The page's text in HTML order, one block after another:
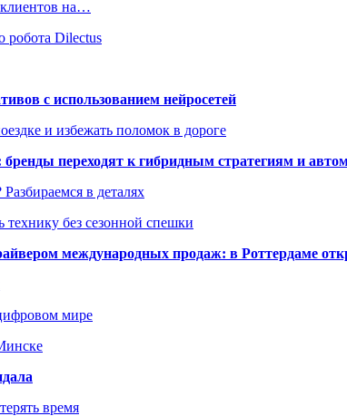
на…
робота Dilectus
с использованием нейросетей
и избежать поломок в дороге
переходят к гибридным стратегиям и
в деталях
технику без сезонной спешки
международных продаж: в Роттердаме
мире
время